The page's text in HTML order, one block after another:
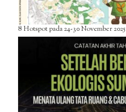
8 Hotspot pada 24-30 November 2025